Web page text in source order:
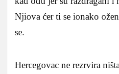
Njiova ćer ti se ionako
se.
Hercegovac ne rezrvira